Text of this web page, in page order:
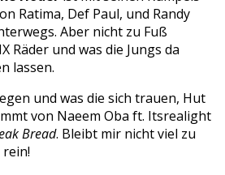
Ratima, Def Paul, und Randy
Aber nicht zu Fuß
Räder und was die Jungs da
lassen.
und was die sich trauen, Hut
von Naeem Oba ft. Itsrealight
Bread. Bleibt mir nicht viel zu
rein!